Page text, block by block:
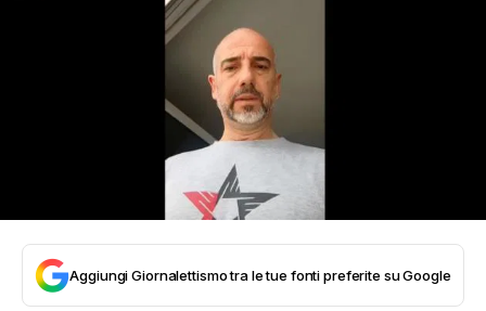
Aggiungi Giornalettismo tra le tue fonti preferite su Google